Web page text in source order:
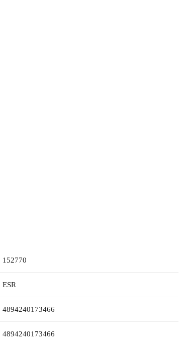
152770
ESR
4894240173466
4894240173466